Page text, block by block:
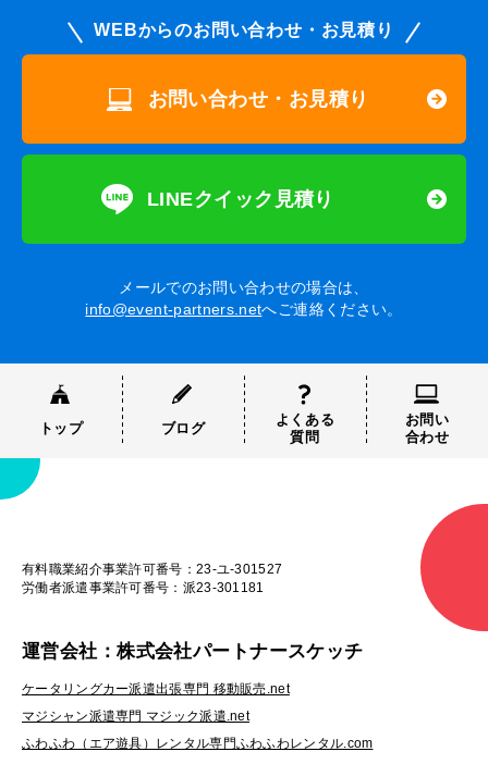
WEBからのお問い合わせ・お見積り
お問い合わせ・お見積り
LINEクイック見積り
メールでのお問い合わせの場合は、
info@event-partners.netへご連絡ください。
トップ ブログ
よくある
質問
お問い
合わせ
有料職業紹介事業許可番号：23-ユ-301527
労働者派遣事業許可番号：派23-301181
運営会社：株式会社パートナースケッチ
ケータリングカー派遣出張専門 移動販売.net
マジシャン派遣専門 マジック派遣.net
ふわふわ（エア遊具）レンタル専門ふわふわレンタル.com